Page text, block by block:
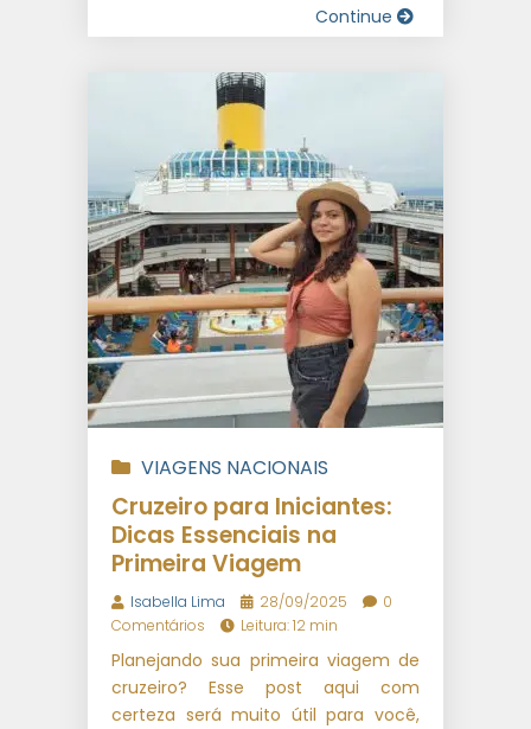
Continue
VIAGENS NACIONAIS
Cruzeiro para Iniciantes:
Dicas Essenciais na
Primeira Viagem
Isabella Lima 28/09/2025
0
Comentários
Leitura: 12 min
Planejando sua primeira viagem de
cruzeiro? Esse post aqui com
certeza será muito útil para você,